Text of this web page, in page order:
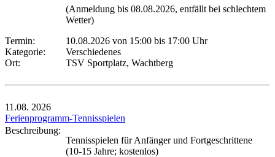
(Anmeldung bis 08.08.2026, entfällt bei schlechtem
Wetter)
Termin:
10.08.2026 von 15:00 bis 17:00 Uhr
Kategorie:
Verschiedenes
Ort:
TSV Sportplatz, Wachtberg
11.08. 2026
Ferienprogramm-Tennisspielen
Beschreibung:
Tennisspielen für Anfänger und Fortgeschrittene
(10-15 Jahre; kostenlos)